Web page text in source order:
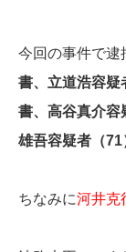
今回の事件で逮
書、立道浩容疑
書、高谷真介容
雄吾容疑者（71
ちなみに河井克